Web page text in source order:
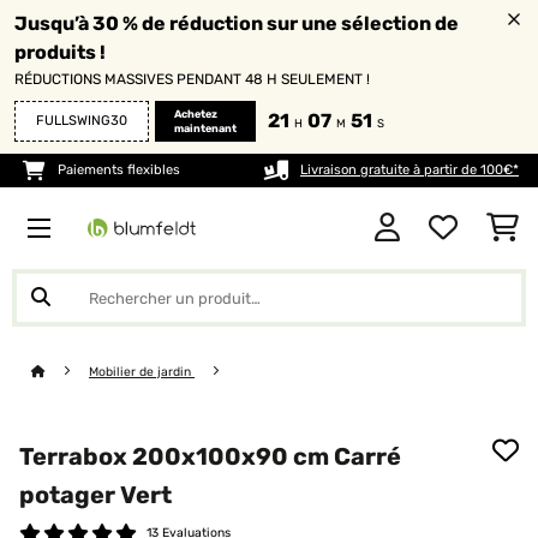
Jusqu’à 30 % de réduction sur une sélection de
produits !
RÉDUCTIONS MASSIVES PENDANT 48 H SEULEMENT !
FULLSWING30
Achetez
maintenant
21 H 07 M 50 S
Paiements flexibles Livraison gratuite à partir de 100€*
Mobilier de jardin
Terrabox 200x100x90 cm Carré
potager Vert
13 Evaluations